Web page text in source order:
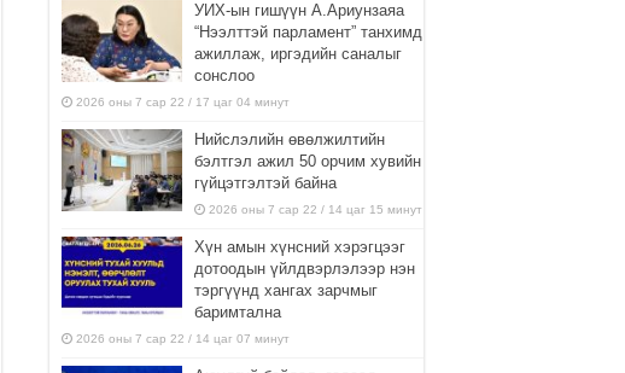
УИХ-ын гишүүн А.Ариунзаяа
“Нээлттэй парламент” танхимд
ажиллаж, иргэдийн саналыг
сонслоо
2026 оны 7 сар 22 / 17 цаг 04 минут
Нийслэлийн өвөлжилтийн
бэлтгэл ажил 50 орчим хувийн
гүйцэтгэлтэй байна
2026 оны 7 сар 22 / 14 цаг 15 минут
Хүн амын хүнсний хэрэгцээг
дотоодын үйлдвэрлэлээр нэн
тэргүүнд хангах зарчмыг
баримтална
2026 оны 7 сар 22 / 14 цаг 07 минут